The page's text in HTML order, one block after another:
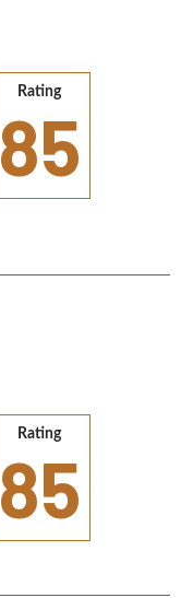
Rating
85
Rating
85